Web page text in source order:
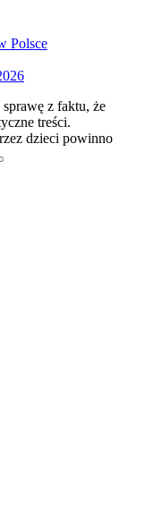
Polsce
z faktu, że
treści.
dzieci powinno